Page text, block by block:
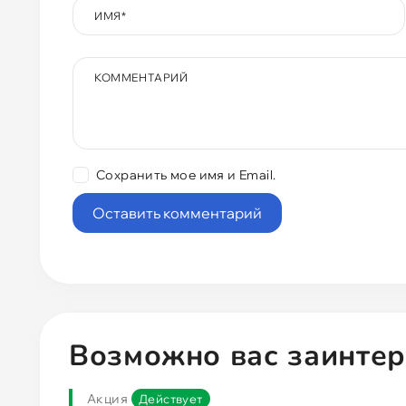
ИМЯ*
КОММЕНТАРИЙ
Сохранить мое имя и Email.
Возможно вас
Акция Действует